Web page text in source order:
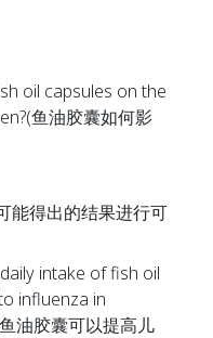
oil capsules on the
鱼油胶囊如何影
得出的结果进行可
intake of fish oil
influenza in
油胶囊可以提高儿